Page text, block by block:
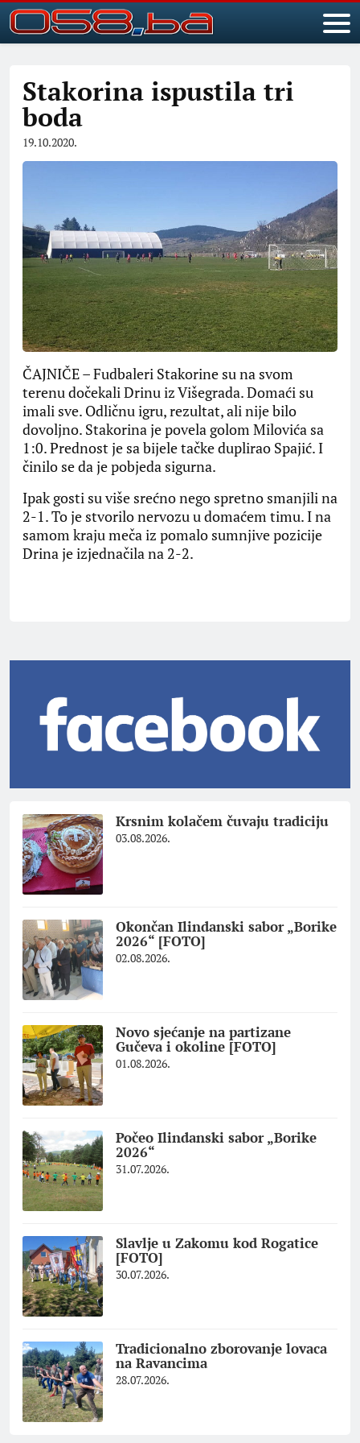
Stakorina ispustila tri
boda
19.10.2020.
ČAJNIČE – Fudbaleri Stakorine su na svom
terenu dočekali Drinu iz Višegrada. Domaći su
imali sve. Odličnu igru, rezultat, ali nije bilo
dovoljno. Stakorina je povela golom Milovića sa
1:0. Prednost je sa bijele tačke duplirao Spajić. I
činilo se da je pobjeda sigurna.
Ipak gosti su više srećno nego spretno smanjili na
2-1. To je stvorilo nervozu u domaćem timu. I na
samom kraju meča iz pomalo sumnjive pozicije
Drina je izjednačila na 2-2.
Krsnim kolačem čuvaju tradiciju
03.08.2026.
Okončan Ilindanski sabor „Borike
2026“ [FOTO]
02.08.2026.
Novo sjećanje na partizane
Gučeva i okoline [FOTO]
01.08.2026.
Počeo Ilindanski sabor „Borike
2026“
31.07.2026.
Slavlje u Zakomu kod Rogatice
[FOTO]
30.07.2026.
Tradicionalno zborovanje lovaca
na Ravancima
28.07.2026.